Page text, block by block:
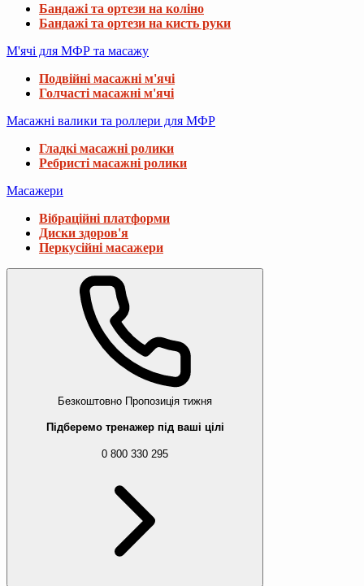
Бандажі та ортези на коліно
Бандажі та ортези на кисть руки
М'ячі для МФР та масажу
Подвійні масажні м'ячі
Голчасті масажні м'ячі
Масажні валики та роллери для МФР
Гладкі масажні ролики
Ребристі масажні ролики
Масажери
Вібраційні платформи
Диски здоров'я
Перкусійні масажери
Безкоштовно Пропозиція тижня
Підберемо тренажер під ваші цілі
0 800 330 295